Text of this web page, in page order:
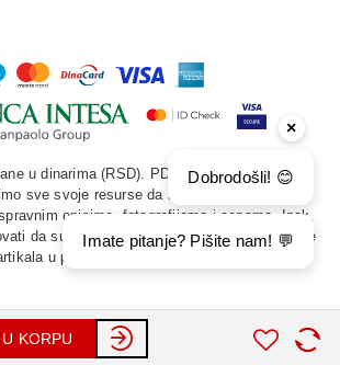
KORPU
u dinarima (RSD). PDV je uračunat u cenu.
sve svoje resurse da svi artikli u prodavnici
opisima, fotografijama i cenama. Ipak,
da su sve navedene informacije i fotografije
u potpunosti ispravne.
Dental DOO. Sva prava zadržana.
×
Dobrodošli! 😊
Imate pitanje? Pišite nam! 💬